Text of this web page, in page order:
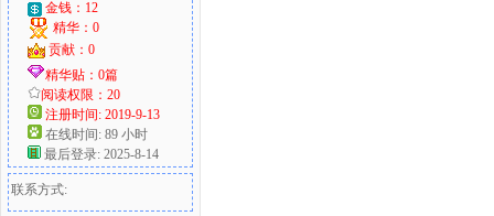
金钱：12
精华：0
贡献：0
精华贴：0篇
阅读权限：20
注册时间: 2019-9-13
在线时间: 89 小时
最后登录: 2025-8-14
联系方式: